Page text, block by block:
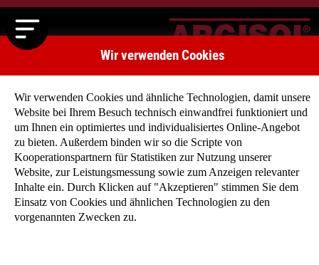
Zurück Weiter
Wir verwenden Cookies
Wir verwenden Cookies und ähnliche Technologien, damit unsere
Website bei Ihrem Besuch technisch einwandfrei funktioniert und
um Ihnen ein optimiertes und individualisiertes Online-Angebot
zu bieten. Außerdem binden wir so die Scripte von
Kooperationspartnern für Statistiken zur Nutzung unserer
Website, zur Leistungsmessung sowie zum Anzeigen relevanter
Inhalte ein. Durch Klicken auf "Akzeptieren" stimmen Sie dem
Einsatz von Cookies und ähnlichen Technologien zu den
vorgenannten Zwecken zu.